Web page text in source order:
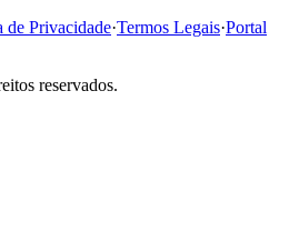
de Privacidade·Termos Legais·Portal
reservados.